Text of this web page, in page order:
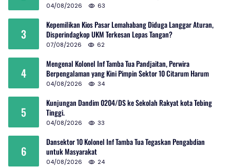
04/08/2026 63
3
Kepemilikan Kios Pasar Lemahabang Diduga Langgar Aturan,
Disperindagkop UKM Terkesan Lepas Tangan?
07/08/2026 62
4
Mengenal Kolonel Inf Tamba Tua Pandjaitan, Perwira
Berpengalaman yang Kini Pimpin Sektor 10 Citarum Harum
04/08/2026 34
5
Kunjungan Dandim 0204/DS ke Sekolah Rakyat kota Tebing
Tinggi.
04/08/2026 33
6
Dansektor 10 Kolonel Inf Tamba Tua Tegaskan Pengabdian
untuk Masyarakat
04/08/2026 24